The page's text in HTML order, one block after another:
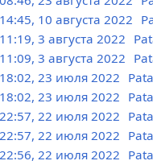
14:45, 10 августа 2022
11:19, 3 августа 2022
11:09, 3 августа 2022
18:02, 23 июля 2022
18:02, 23 июля 2022
22:57, 22 июля 2022
22:57, 22 июля 2022
22:56, 22 июля 2022